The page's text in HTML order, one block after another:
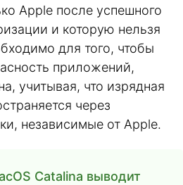
Apple после успешного
и которую нельзя
для того, чтобы
приложений,
учитывая, что изрядная
через
независимые от Apple.
Catalina выводит